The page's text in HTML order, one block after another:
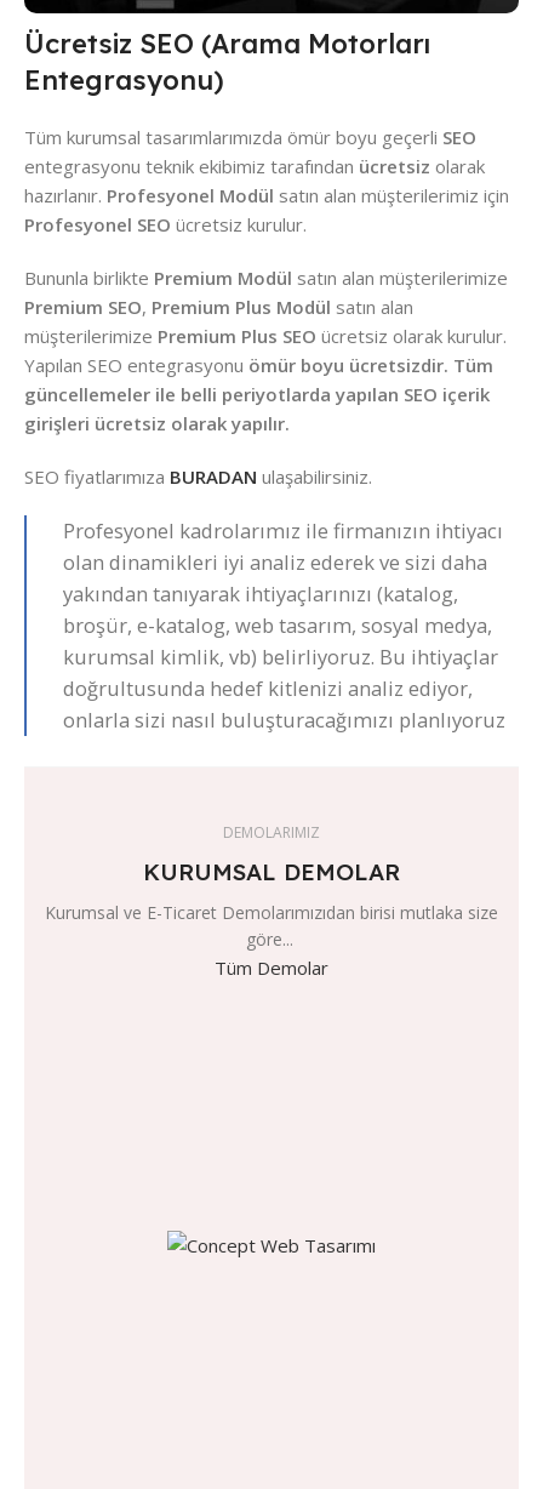
Ücretsiz SEO (Arama Motorları
Entegrasyonu)
Tüm kurumsal tasarımlarımızda ömür boyu geçerli SEO
entegrasyonu teknik ekibimiz tarafından ücretsiz olarak
hazırlanır. Profesyonel Modül satın alan müşterilerimiz için
Profesyonel SEO ücretsiz kurulur.
Bununla birlikte Premium Modül satın alan müşterilerimize
Premium SEO, Premium Plus Modül satın alan
müşterilerimize Premium Plus SEO ücretsiz olarak kurulur.
Yapılan SEO entegrasyonu ömür boyu ücretsizdir. Tüm
güncellemeler ile belli periyotlarda yapılan SEO içerik
girişleri ücretsiz olarak yapılır.
SEO fiyatlarımıza BURADAN ulaşabilirsiniz.
Profesyonel kadrolarımız ile firmanızın ihtiyacı
olan dinamikleri iyi analiz ederek ve sizi daha
yakından tanıyarak ihtiyaçlarınızı (katalog,
broşür, e-katalog, web tasarım, sosyal medya,
kurumsal kimlik, vb) belirliyoruz. Bu ihtiyaçlar
doğrultusunda hedef kitlenizi analiz ediyor,
onlarla sizi nasıl buluşturacağımızı planlıyoruz
DEMOLARIMIZ
KURUMSAL DEMOLAR
Kurumsal ve E-Ticaret Demolarımızıdan birisi mutlaka size
göre...
Tüm Demolar